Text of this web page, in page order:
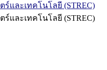
และเทคโนโลยี (STREC)
และเทคโนโลยี (STREC)